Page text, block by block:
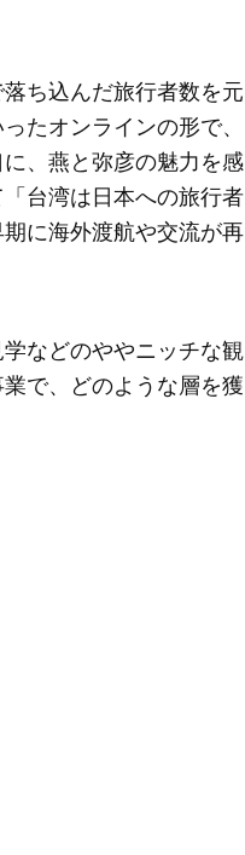
ち込んだ旅行者数を元
たオンラインの形で、
、燕と弥彦の魅力を感
台湾は日本への旅行者
に海外渡航や交流が再
などのややニッチな観
で、どのような層を獲